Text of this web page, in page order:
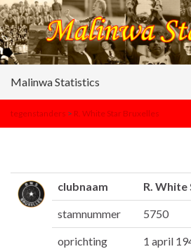
Malinwa Statistics
tegenstanders > R. White Star Bruxelles
clubnaam R.
stamnummer 5750
oprichting 1 april